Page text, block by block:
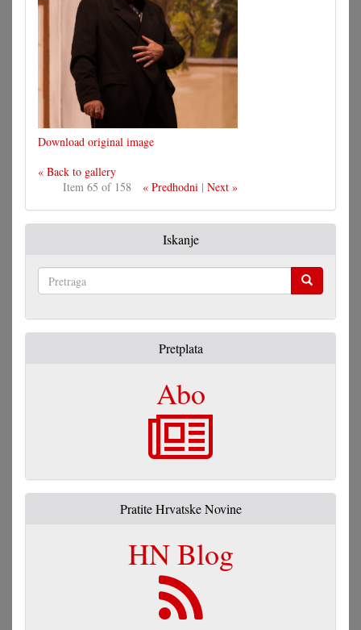
Download original image
« Back to gallery
Item 65 of 158
« Predhodni| Next »
Iskanje
Pretplata
Abo
Pratite Hrvatske Novine
HN Blog